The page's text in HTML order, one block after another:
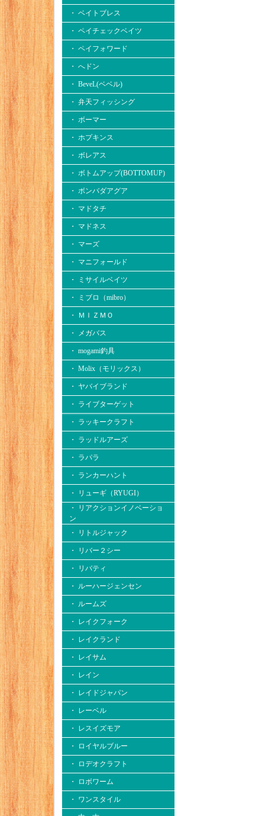
・ ベイトブレス
・ ペイチェックベイツ
・ ペイフォワード
・ へドン
・ BeveL(ベベル)
・ 弁天フィッシング
・ ボーマー
・ ホプキンス
・ ボレアス
・ ボトムアップ(BOTTOMUP)
・ ボンバダアグア
・ マドタチ
・ マドネス
・ マーズ
・ マニフォールド
・ ミサイルベイツ
・ ミブロ（mibro）
・ ＭＩＺＭＯ
・ メガバス
・ mogami釣具
・ Molix（モリックス）
・ ヤバイブランド
・ ライブターゲット
・ ラッキークラフト
・ ラッドルアーズ
・ ラパラ
・ ランカーハント
・ リューギ（RYUGI）
・ リアクションイノベーショ
ン
・ リトルジャック
・ リバー２シー
・ リバティ
・ ルーハージェンセン
・ ルームズ
・ レイクフォーク
・ レイクランド
・ レイサム
・ レイン
・ レイドジャパン
・ レーベル
・ レスイズモア
・ ロイヤルブルー
・ ロデオクラフト
・ ロボワーム
・ ワンスタイル